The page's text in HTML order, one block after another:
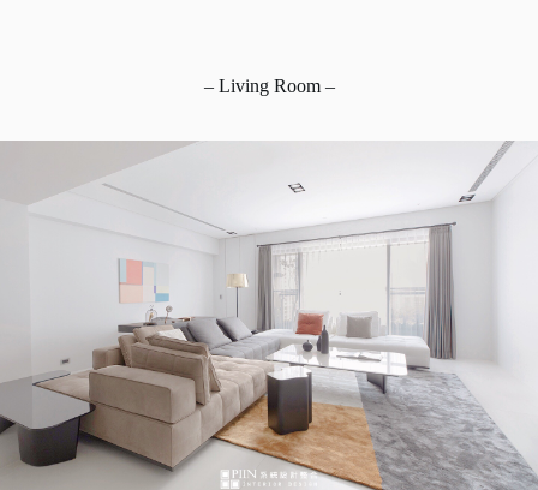
– Living Room –